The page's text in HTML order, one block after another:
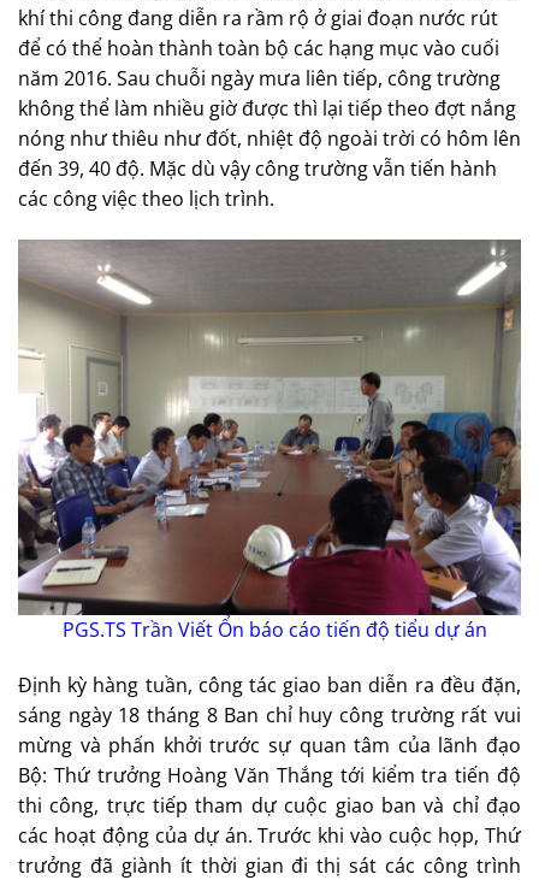
khí thi công đang diễn ra rầm rộ ở giai đoạn nước rút
để có thể hoàn thành toàn bộ các hạng mục vào cuối
năm 2016. Sau chuỗi ngày mưa liên tiếp, công trường
không thể làm nhiều giờ được thì lại tiếp theo đợt nắng
nóng như thiêu như đốt, nhiệt độ ngoài trời có hôm lên
đến 39, 40 độ. Mặc dù vậy công trường vẫn tiến hành
các công việc theo lịch trình.
PGS.TS Trần Viết Ổn báo cáo tiến độ tiểu dự án
Định kỳ hàng tuần, công tác giao ban diễn ra đều đặn,
sáng ngày 18 tháng 8 Ban chỉ huy công trường rất vui
mừng và phấn khởi trước sự quan tâm của lãnh đạo
Bộ: Thứ trưởng Hoàng Văn Thắng tới kiểm tra tiến độ
thi công, trực tiếp tham dự cuộc giao ban và chỉ đạo
các hoạt động của dự án. Trước khi vào cuộc họp, Thứ
trưởng đã giành ít thời gian đi thị sát các công trình